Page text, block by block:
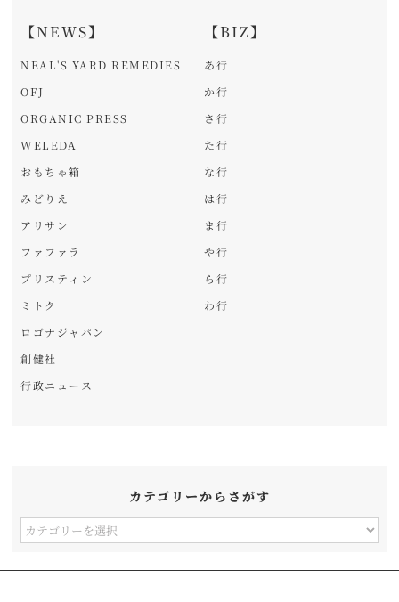
【NEWS】
NEAL'S YARD REMEDIES
OFJ
ORGANIC PRESS
WELEDA
おもちゃ箱
みどりえ
アリサン
ファファラ
プリスティン
ミトク
ロゴナジャパン
創健社
行政ニュース
【BIZ】
あ行
か行
さ行
た行
な行
は行
ま行
や行
ら行
わ行
カテゴリーからさがす
カ